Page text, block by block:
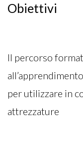
Obiettivi
Il percorso
per utilizzare in
attrezzature